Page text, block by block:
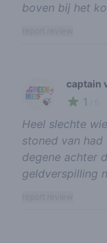
boven bij het
🍃
captain
1
Heel slechte
stoned van had
degene achter
geldverspilling